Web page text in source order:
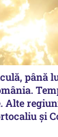
până
Alte
și